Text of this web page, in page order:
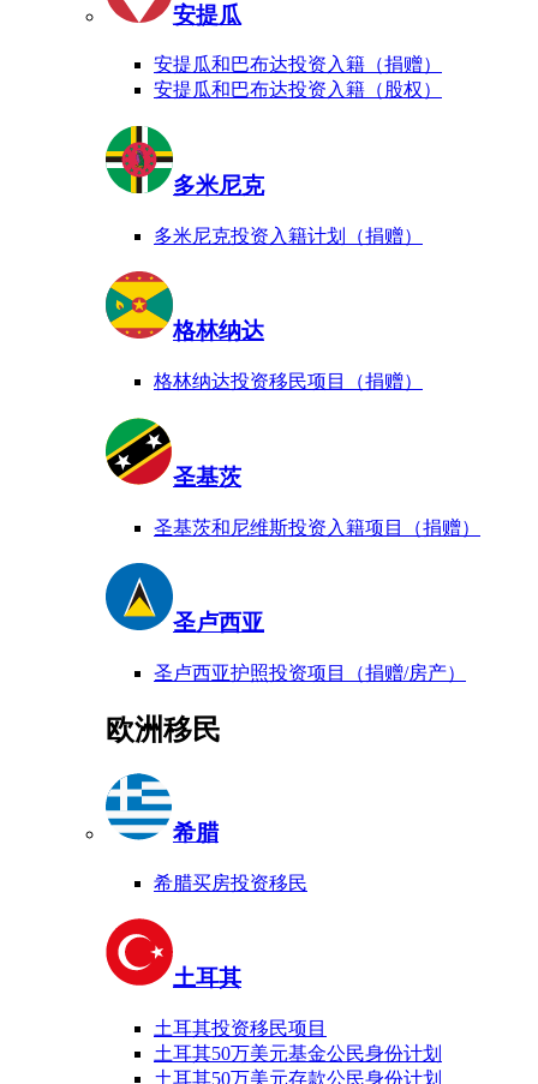
安提瓜
安提瓜和巴布达投资入籍（捐赠）
安提瓜和巴布达投资入籍（股权）
多米尼克
多米尼克投资入籍计划（捐赠）
格林纳达
格林纳达投资移民项目（捐赠）
圣基茨
圣基茨和尼维斯投资入籍项目（捐赠）
圣卢西亚
圣卢西亚护照投资项目（捐赠/房产）
欧洲移民
希腊
希腊买房投资移民
土耳其
土耳其投资移民项目
土耳其50万美元基金公民身份计划
土耳其50万美元存款公民身份计划